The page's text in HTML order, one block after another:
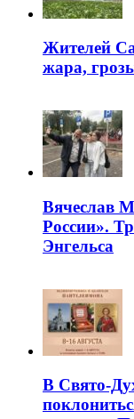
Жителей
жара,
Вячеслав
России».
Энгельса
В Свято-